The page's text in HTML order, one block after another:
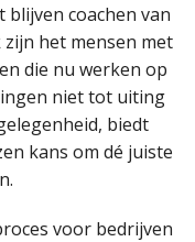
blijven coachen van
het mensen met
die nu werken op
niet tot uiting
biedt
kans om dé juiste
voor bedrijven